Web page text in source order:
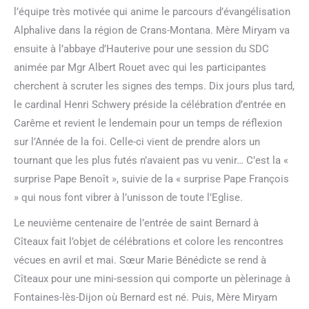
l’équipe très motivée qui anime le parcours d’évangélisation
Alphalive dans la région de Crans-Montana. Mère Miryam va
ensuite à l’abbaye d’Hauterive pour une session du SDC
animée par Mgr Albert Rouet avec qui les participantes
cherchent à scruter les signes des temps. Dix jours plus tard,
le cardinal Henri Schwery préside la célébration d’entrée en
Carême et revient le lendemain pour un temps de réflexion
sur l’Année de la foi. Celle-ci vient de prendre alors un
tournant que les plus futés n’avaient pas vu venir… C’est la «
surprise Pape Benoît », suivie de la « surprise Pape François
» qui nous font vibrer à l’unisson de toute l’Eglise.
Le neuvième centenaire de l’entrée de saint Bernard à
Cîteaux fait l’objet de célébrations et colore les rencontres
vécues en avril et mai. Sœur Marie Bénédicte se rend à
Cîteaux pour une mini-session qui comporte un pèlerinage à
Fontaines-lès-Dijon où Bernard est né. Puis, Mère Miryam